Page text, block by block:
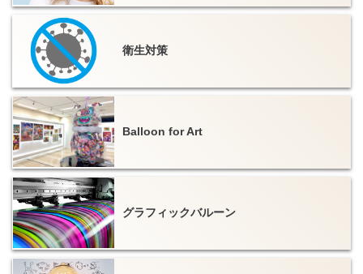
インフレータブル アドバルーン
バルーンPOP
バウンサー（エア遊具）
衛生対策
Balloon for Art
グラフィックバルーン